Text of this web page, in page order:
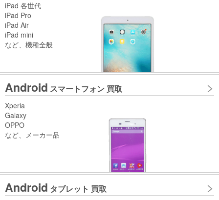
iPad 各世代
iPad Pro
iPad Air
iPad mini
など、機種全般
Android スマートフォン 買取
Xperia
Galaxy
OPPO
など、メーカー品
Android タブレット 買取